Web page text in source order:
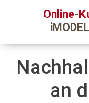
Online-
an